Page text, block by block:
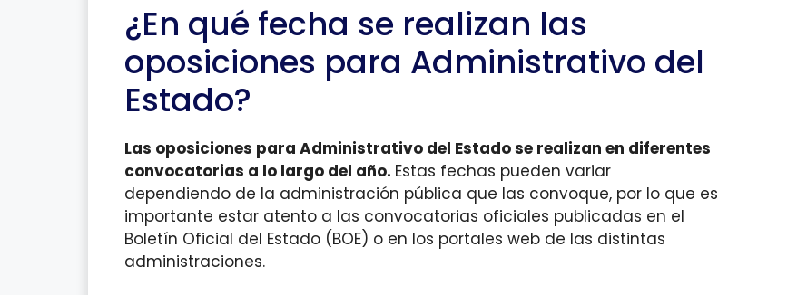
¿En qué fecha se realizan las
oposiciones para Administrativo del
Estado?
Las oposiciones para Administrativo del Estado se realizan en diferentes
convocatorias a lo largo del año. Estas fechas pueden variar
dependiendo de la administración pública que las convoque, por lo que es
importante estar atento a las convocatorias oficiales publicadas en el
Boletín Oficial del Estado (BOE) o en los portales web de las distintas
administraciones.